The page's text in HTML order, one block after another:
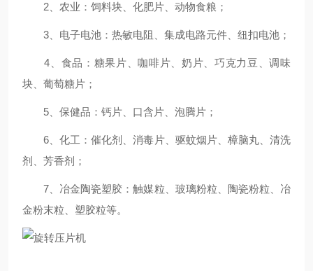
2、农业：饲料块、化肥片、动物食粮；
3、电子电池：热敏电阻、集成电路元件、纽扣电池；
4、食品：糖果片、咖啡片、奶片、巧克力豆、调味
块、葡萄糖片；
5、保健品：钙片、口含片、泡腾片；
6、化工：催化剂、消毒片、驱蚊烟片、樟脑丸、清洗
剂、芳香剂；
7、冶金陶瓷塑胶：触媒粒、玻璃粉粒、陶瓷粉粒、冶
金粉末粒、塑胶粒等。